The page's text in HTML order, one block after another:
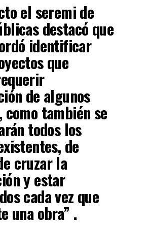
el seremi de
destacó que
identificar
que
de algunos
como también se
todos los
de
cruzar la
y estar
cada vez que
una obra” .